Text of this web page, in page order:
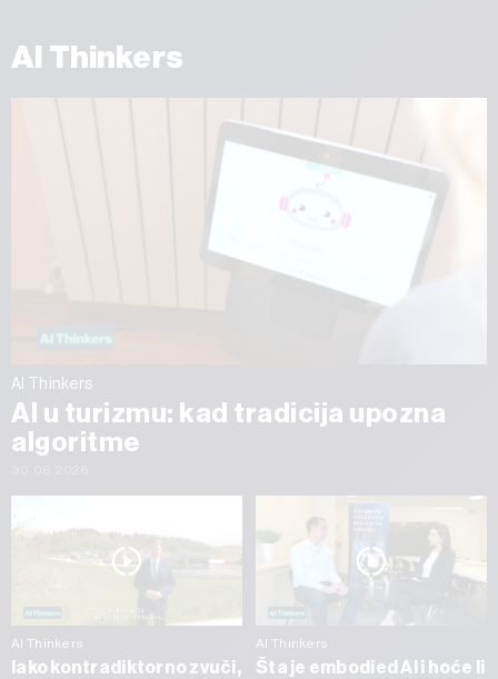
AI Thinkers
AI Thinkers
AI u turizmu: kad tradicija upozna
algoritme
AI Thinkers
Iako kontradiktorno zvuči,
AI Thinkers
Šta je embodied AI i hoće li